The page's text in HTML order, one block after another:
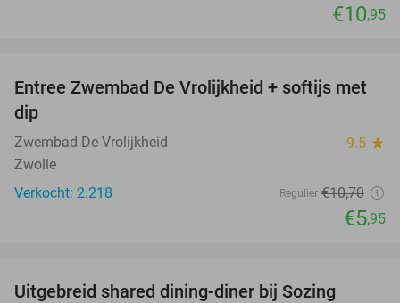
€10,95
44%
Entree Zwembad De Vrolijkheid + softijs met
dip
Zwembad De Vrolijkheid 9.5 star
Zwolle
Verkocht: 2.218
Regulier €10,70
€5,95
Uitgebreid shared dining-diner bij Sozing